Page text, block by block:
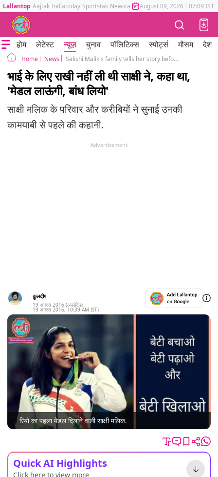
Lallantop Aajtak Indiatoday Sportstak Newstak Mumbai Tak Astrotak
August 09, 2026 | 07:09 IST
होम लेटेस्ट न्यूज़ चुनाव पॉलिटिक्स स्पोर्ट्स मौसम देश
Home News Sakshi Malik's family tells her story before she left for Rio Olympics
भाई के लिए राखी नहीं ली थी साक्षी ने, कहा था,
'मेडल लाऊंगी, बांध लियो'
साक्षी मलिक के परिवार और करीबियों ने सुनाई उनकी
कामयाबी से पहले की कहानी.
Advertisement
कुलदीप
19 अगस्त 2016 (अपडेटेड:
19 अगस्त 2016, 10:39 AM IST)
रियो का पहला मेडल दिलाने वाली साक्षी मलिक.
Quick AI Highlights
Click here to view more